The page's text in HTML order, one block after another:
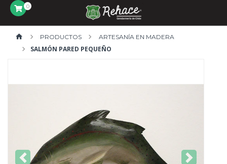
0
PRODUCTOS ARTESANÍA EN MADERA
SALMÓN PARED PEQUEÑO
Previous Next